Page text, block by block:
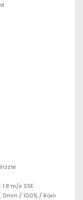
m/s SSE
0mm / 100% / Rain